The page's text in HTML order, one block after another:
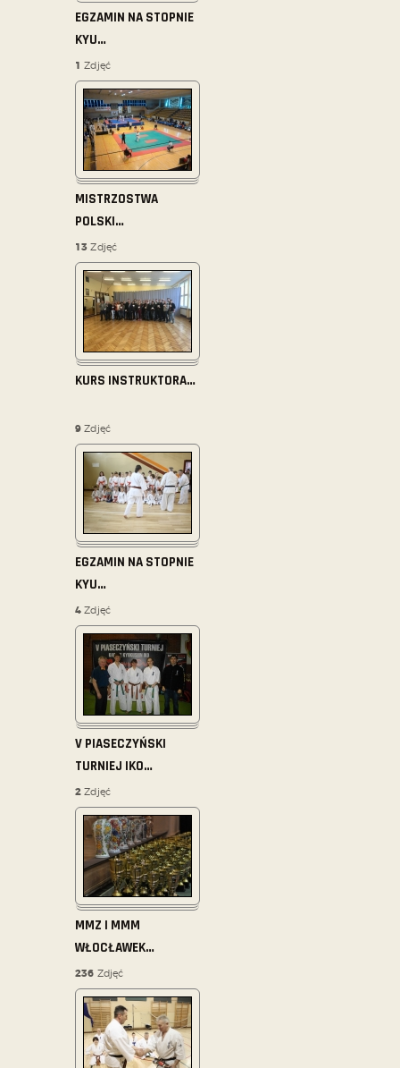
EGZAMIN NA STOPNIE
KYU…
1 Zdjęć
MISTRZOSTWA
POLSKI…
13 Zdjęć
KURS INSTRUKTORA…
9 Zdjęć
EGZAMIN NA STOPNIE
KYU…
4 Zdjęć
V PIASECZYŃSKI
TURNIEJ IKO…
2 Zdjęć
MMZ I MMM
WŁOCŁAWEK…
236 Zdjęć